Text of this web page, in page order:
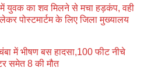
युवक का शव मिलने से मचा हड़कंप, वही
पोस्टमार्टम के लिए जिला मुख्यालय
में भीषण बस हादसा,100 फीट नीचे
समेत 8 की मौत